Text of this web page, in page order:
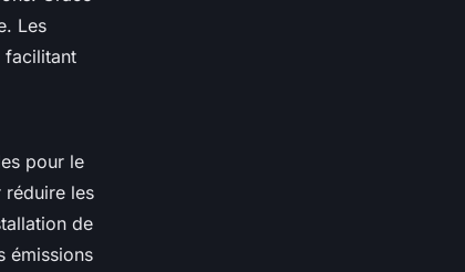
Les
facilitant
pour le
réduire les
de
émissions